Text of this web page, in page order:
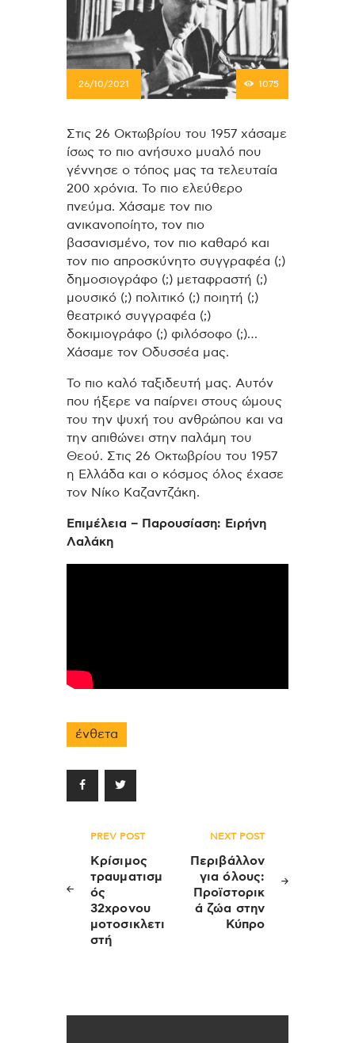
26/10/2021 1075
Στις 26 Οκτωβρίου του 1957 χάσαμε
ίσως το πιο ανήσυχο μυαλό που
γέννησε ο τόπος μας τα τελευταία
200 χρόνια. Το πιο ελεύθερο
πνεύμα. Χάσαμε τον πιο
ανικανοποίητο, τον πιο
βασανισμένο, τον πιο καθαρό και
τον πιο απροσκύνητο συγγραφέα (;)
δημοσιογράφο (;) μεταφραστή (;)
μουσικό (;) πολιτικό (;) ποιητή (;)
θεατρικό συγγραφέα (;)
δοκιμιογράφο (;) φιλόσοφο (;)…
Χάσαμε τον Οδυσσέα μας.
Το πιο καλό ταξιδευτή μας. Αυτόν
που ήξερε να παίρνει στους ώμους
του την ψυχή του ανθρώπου και να
την απιθώνει στην παλάμη του
Θεού. Στις 26 Οκτωβρίου του 1957
η Ελλάδα και ο κόσμος όλος έχασε
τον Νίκο Καζαντζάκη.
Επιμέλεια – Παρουσίαση: Ειρήνη
Λαλάκη
ένθετα
Πλοήγηση
άρθρων
PREV POST
Κρίσιμος
τραυματισμ
ός
32χρονου
μοτοσικλετι
στή
NEXT POST
Περιβάλλον
για όλους:
Προϊστορικ
ά ζώα στην
Κύπρο